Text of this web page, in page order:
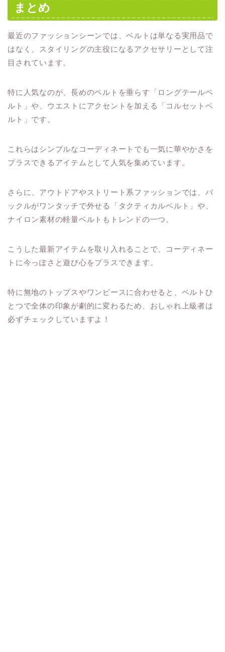
まとめ
最近のファッションシーンでは、ベルトは単なる実用品で
はなく、スタイリングの主役になるアクセサリーとして注
目されています。
特に人気なのが、長めのベルトを垂らす「ロングテールベ
ルト」や、ウエストにアクセントを加える「コルセットベ
ルト」です。
これらはシンプルなコーディネートでも一気に華やかさを
プラスできるアイテムとして人気を集めています。
さらに、アウトドアやストリート系ファッションでは、バ
ックルがワンタッチで外せる「タクティカルベルト」や、
ナイロン素材の軽量ベルトもトレンドの一つ。
こうした最新アイテムを取り入れることで、コーディネー
トに今っぽさと遊び心をプラスできます。
特に無地のトップスやワンピースに合わせると、ベルトひ
とつで全体の印象が劇的に変わるため、おしゃれ上級者は
必ずチェックしていますよ！